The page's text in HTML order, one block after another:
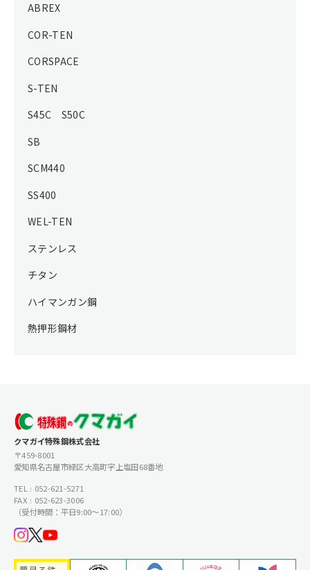
ABREX
COR-TEN
CORSPACE
S-TEN
S45C S50C
SB
SCM440
SS400
WEL-TEN
ステンレス
チタン
ハイマンガン鋼
熱押形鋼材
クマガイ特殊鋼株式会社
〒459-8001
愛知県名古屋市緑区大高町字上塩田68番地
TEL : 052-621-5271
FAX : 052-623-3006
（受付時間：平日9:00〜17:00）